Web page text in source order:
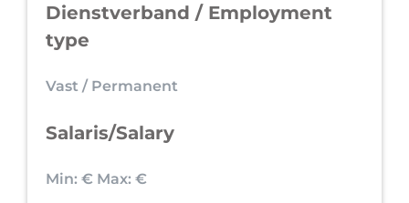
Dienstverband / Employment
type
Vast / Permanent
Salaris/Salary
Min: € Max: €